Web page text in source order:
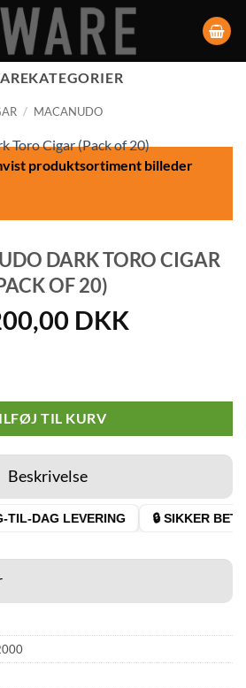
/ MACANUDO
produktsortiment billeder
DARK TORO CIGAR
OF 20)
DKK
TIL KURV
Beskrivelse
DAG LEVERING 🔒 SIKKER